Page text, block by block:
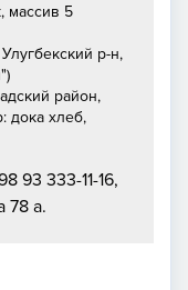
массив 5
р-н,
район,
дока хлеб,
93 333-11-16,
78 а.